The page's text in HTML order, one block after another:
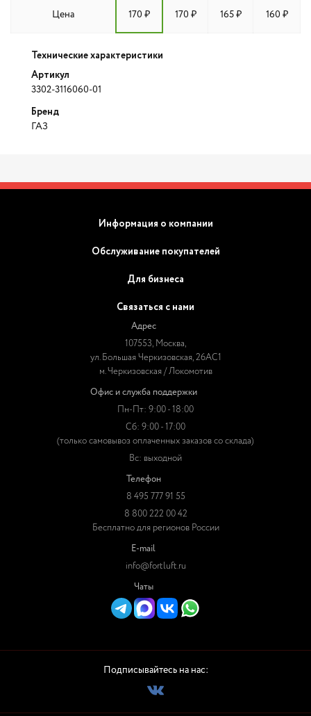
Цена 170 ₽ 170 ₽ 165 ₽ 160 ₽
Технические характеристики
Артикул
3302-3116060-01
Бренд
ГАЗ
Информация о компании
Обслуживание покупателей
Для бизнеса
Связаться с нами
Адрес
107553, Москва,
ул. Большая Черкизовская, 26АС1
м. Черкизовская / Локомотив
Офис и служба поддержки
Пн-Пт: 9:00 - 18:00
Сб: 9:00 - 17:00
(только самовывоз оплаченных заказов со склада)
Вс: выходной
Телефон
8 495 777 91 55
8 800 222 00 42
Бесплатно для регионов России
E-mail
info@fortluft.ru
Чаты
Подписывайтесь на нас: